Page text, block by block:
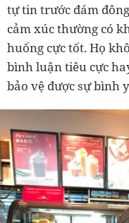
tự tin trước đám
cảm xúc thường có
huống cực tốt. Họ
bình luận tiêu cực
bảo vệ được sự bình